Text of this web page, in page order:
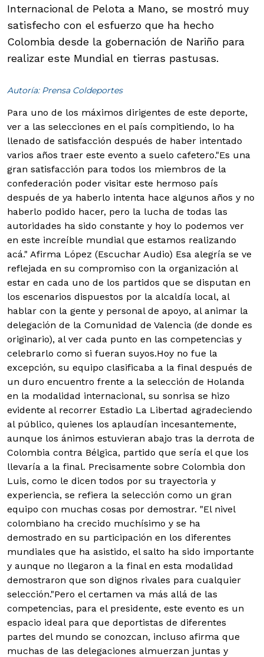
Internacional de Pelota a Mano, se mostró muy
satisfecho con el esfuerzo que ha hecho
Colombia desde la gobernación de Nariño para
realizar este Mundial en tierras pastusas.
Autoría: Prensa Coldeportes
Para uno de los máximos dirigentes de este deporte,
ver a las selecciones en el país compitiendo, lo ha
llenado de satisfacción después de haber intentado
varios años traer este evento a suelo cafetero."Es una
gran satisfacción para todos los miembros de la
confederación poder visitar este hermoso país
después de ya haberlo intenta hace algunos años y no
haberlo podido hacer, pero la lucha de todas las
autoridades ha sido constante y hoy lo podemos ver
en este increíble mundial que estamos realizando
acá." Afirma López (Escuchar Audio) Esa alegría se ve
reflejada en su compromiso con la organización al
estar en cada uno de los partidos que se disputan en
los escenarios dispuestos por la alcaldía local, al
hablar con la gente y personal de apoyo, al animar la
delegación de la Comunidad de Valencia (de donde es
originario), al ver cada punto en las competencias y
celebrarlo como si fueran suyos.Hoy no fue la
excepción, su equipo clasificaba a la final después de
un duro encuentro frente a la selección de Holanda
en la modalidad internacional, su sonrisa se hizo
evidente al recorrer Estadio La Libertad agradeciendo
al público, quienes los aplaudían incesantemente,
aunque los ánimos estuvieran abajo tras la derrota de
Colombia contra Bélgica, partido que sería el que los
llevaría a la final. Precisamente sobre Colombia don
Luis, como le dicen todos por su trayectoria y
experiencia, se refiera la selección como un gran
equipo con muchas cosas por demostrar. "El nivel
colombiano ha crecido muchísimo y se ha
demostrado en su participación en los diferentes
mundiales que ha asistido, el salto ha sido importante
y aunque no llegaron a la final en esta modalidad
demostraron que son dignos rivales para cualquier
selección."Pero el certamen va más allá de las
competencias, para el presidente, este evento es un
espacio ideal para que deportistas de diferentes
partes del mundo se conozcan, incluso afirma que
muchas de las delegaciones almuerzan juntas y